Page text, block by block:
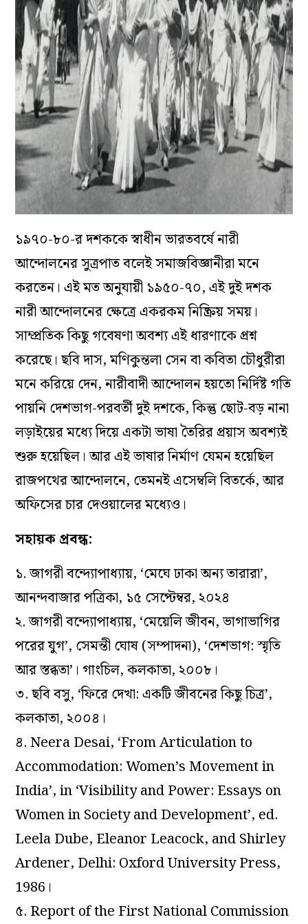
১৯৭০-৮০-র দশককে স্বাধীন ভারতবর্ষে নারী
আন্দোলনের সুত্রপাত বলেই সমাজবিজ্ঞানীরা মনে
করতেন। এই মত অনুযায়ী ১৯৫০-৭০, এই দুই দশক
নারী আন্দোলনের ক্ষেত্রে একরকম নিষ্ক্রিয় সময়।
সাম্প্রতিক কিছু গবেষণা অবশ্য এই ধারণাকে প্রশ্ন
করেছে। ছবি দাস, মণিকুন্তলা সেন বা কবিতা চৌধুরীরা
মনে করিয়ে দেন, নারীবাদী আন্দোলন হয়তো নির্দিষ্ট গতি
পায়নি দেশভাগ-পরবর্তী দুই দশকে, কিন্তু ছোট-বড় নানা
লড়াইয়ের মধ্যে দিয়ে একটা ভাষা তৈরির প্রয়াস অবশ্যই
শুরু হয়েছিল। আর এই ভাষার নির্মাণ যেমন হয়েছিল
রাজপথের আন্দোলনে, তেমনই এসেম্বলি বিতর্কে, আর
অফিসের চার দেওয়ালের মধ্যেও।
সহায়ক প্রবন্ধ:
১. জাগরী বন্দ্যোপাধ্যায়, ‘মেঘে ঢাকা অন্য তারারা’,
আনন্দবাজার পত্রিকা, ১৫ সেপ্টেম্বর, ২০২৪
২.জাগরী বন্দ্যোপাধ্যায়, ‘মেয়েলি জীবন, ভাগাভাগির
পরের যুগ’, সেমন্তী ঘোষ (সম্পাদনা), ‘দেশভাগ: স্মৃতি
আর স্তব্ধতা’ । গাংচিল, কলকাতা, ২০০৮।
৩. ছবি বসু, ‘ফিরে দেখা: একটি জীবনের কিছু চিত্র’,
কলকাতা, ২০০৪।
৪. Neera Desai, ‘From Articulation to
Accommodation: Women’s Movement in
India’, in ‘Visibility and Power: Essays on
Women in Society and Development’, ed.
Leela Dube, Eleanor Leacock, and Shirley
Ardener, Delhi: Oxford University Press,
1986।
৫. Report of the First National Commission